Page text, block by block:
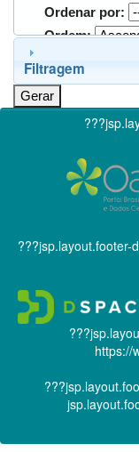
Ordenar por:
Ordem:
Filtragem
???jsp.layout.footer-
https://